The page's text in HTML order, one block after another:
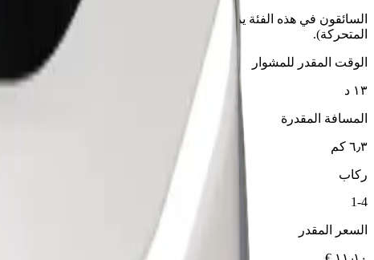
السائقون في هذه الفئة يمكنهم مساعدة كبار السن وذوي الإعاقة.
المتحركة).
الوقت المقدر للمشوار
١٣ د
المسافة المقدرة
٦٫٣ كم
ركاب
1-4
السعر المقدر